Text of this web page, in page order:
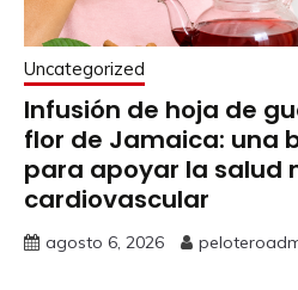
Uncategorized
Infusión de hoja de
flor de Jamaica: una
para apoyar la salud
cardiovascular
agosto 6, 2026